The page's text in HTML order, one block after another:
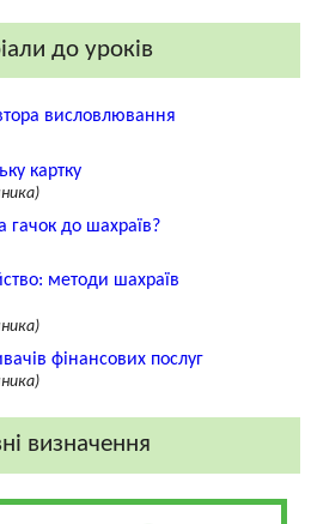
до уроків
висловлювання
картку
гачок до шахраїв?
методи шахраїв
фінансових послуг
визначення